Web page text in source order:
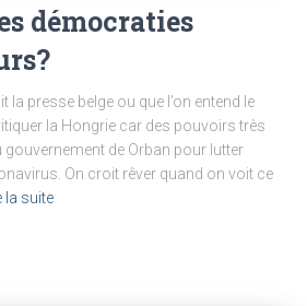
démocraties
la presse belge ou que l’on entend le
la Hongrie car des pouvoirs très
gouvernement de Orban pour lutter
On croit rêver quand on voit ce
la suite